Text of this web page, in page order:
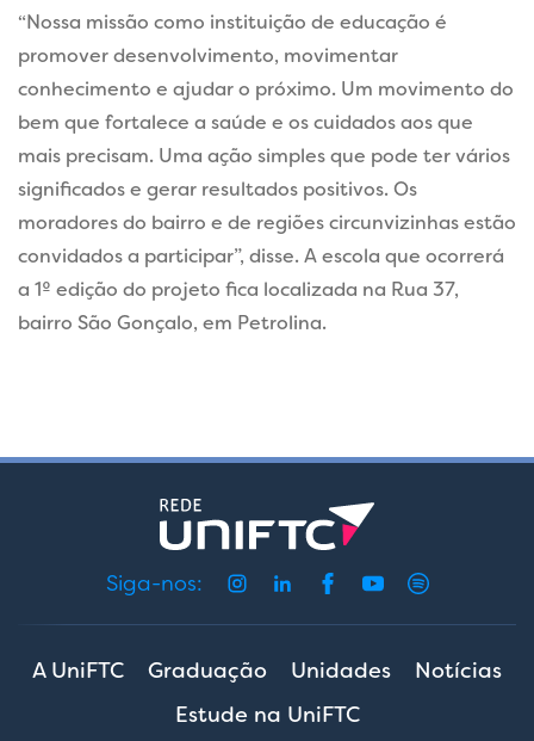
“Nossa missão como instituição de educação é
promover desenvolvimento, movimentar
conhecimento e ajudar o próximo. Um movimento do
bem que fortalece a saúde e os cuidados aos que
mais precisam. Uma ação simples que pode ter vários
significados e gerar resultados positivos. Os
moradores do bairro e de regiões circunvizinhas estão
convidados a participar”, disse. A escola que ocorrerá
a 1º edição do projeto fica localizada na Rua 37,
bairro São Gonçalo, em Petrolina.
Siga-nos:
A UniFTC Graduação Unidades
Notícias
Estude na UniFTC